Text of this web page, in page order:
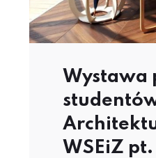
Wystawa
WSEiZ